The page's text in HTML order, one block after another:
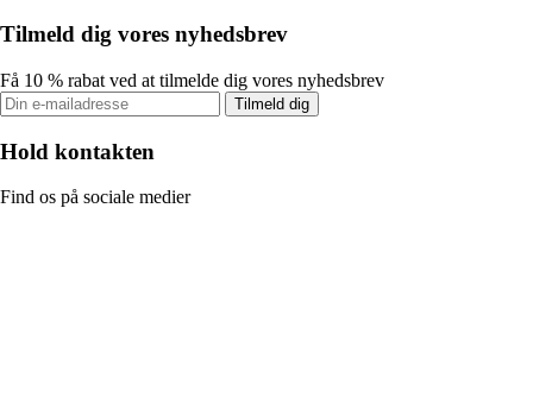
Tilmeld dig vores nyhedsbrev
Få 10 % rabat ved at tilmelde dig vores nyhedsbrev
Tilmeld dig
Hold kontakten
Find os på sociale medier